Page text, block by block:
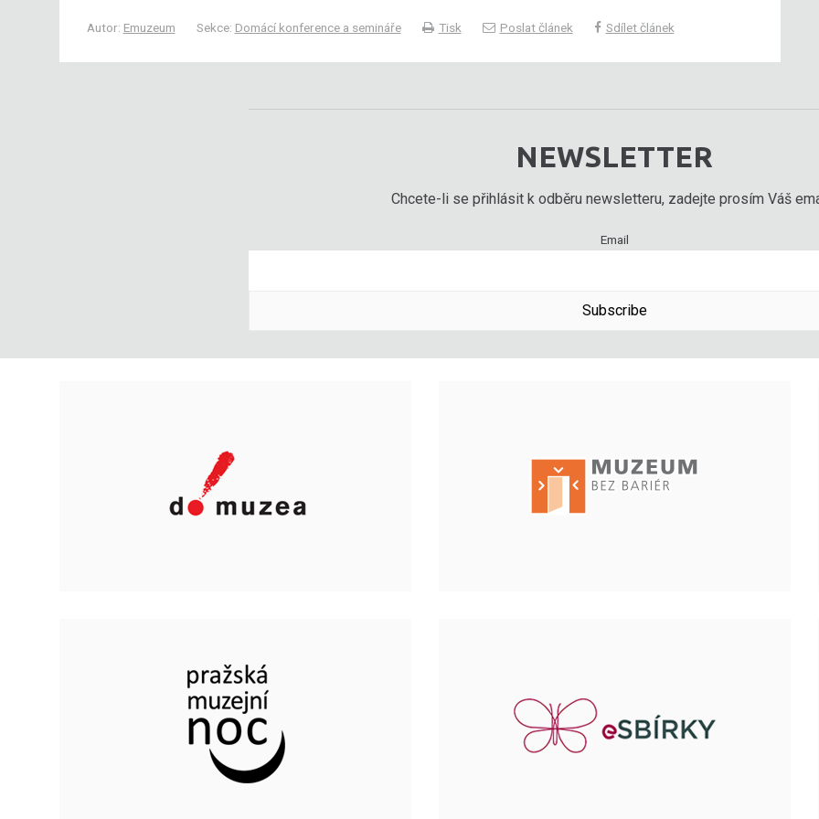
Autor: Emuzeum Sekce: Domácí konference a semináře Tisk Poslat článek Sdílet článek
NEWSLETTER
Chcete-li se přihlásit k odběru newsletteru, zadejte prosím Váš
Email
Subscribe